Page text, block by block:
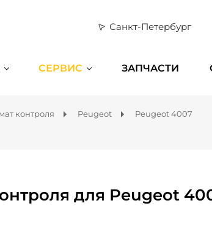
Санкт-Петербург
СЕРВИС ЗАПЧАСТИ
контроля Peugeot Peugeot 4007
для Peugeot